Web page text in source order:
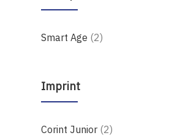
Smart Age 2produse
Imprint
Corint Junior 2produse